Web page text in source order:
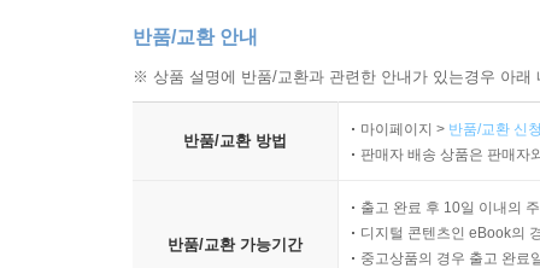
반품/교환 안내
※ 상품 설명에 반품/교환과 관련한 안내가 있는경우 아
반품/교환 방법
마이페이지 > 반품/교환 신
판매자 배송 상품은 판매자
반품/교환 가능기간
출고 완료 후 10일 이내의
디지털 콘텐츠인 eBook의
중고상품의 경우 출고 완료